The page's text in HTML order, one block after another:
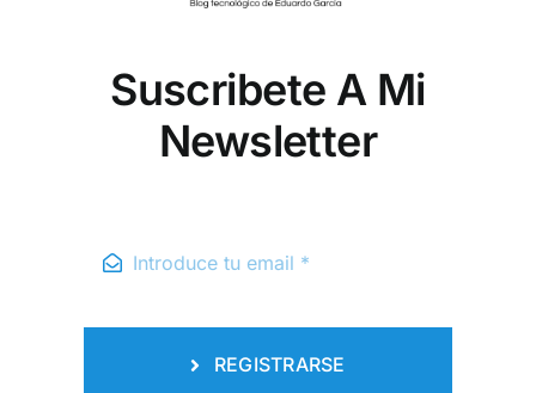
Suscribete A Mi
Newsletter
REGISTRARSE